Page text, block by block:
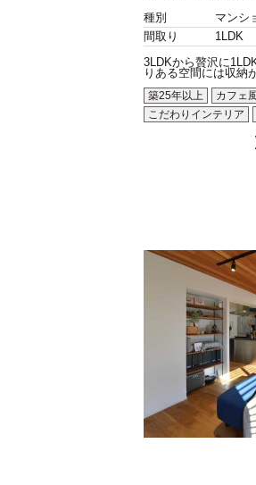
種別
マンシ
間取り
1LDK
3LDKから贅沢に
りある空間には収納
築25年以上
カフェ
こだわりインテリア